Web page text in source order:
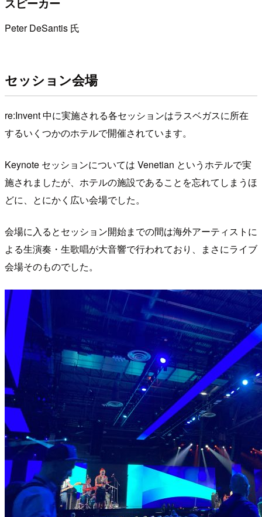
Peter DeSantis 氏
セッション会場
re:Invent 中に実施される各セッションはラスベガスに所在
するいくつかのホテルで開催されています。
Keynote セッションについては Venetian というホテルで実
施されましたが、ホテルの施設であることを忘れてしまうほ
どに、とにかく広い会場でした。
会場に入るとセッション開始までの間は海外アーティストに
よる生演奏・生歌唱が大音響で行われており、まさにライブ
会場そのものでした。